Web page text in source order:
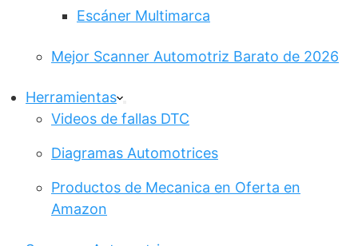
Escáner Multimarca
Mejor Scanner Automotriz Barato de 2026
Herramientas
Videos de fallas DTC
Diagramas Automotrices
Productos de Mecanica en Oferta en
Amazon